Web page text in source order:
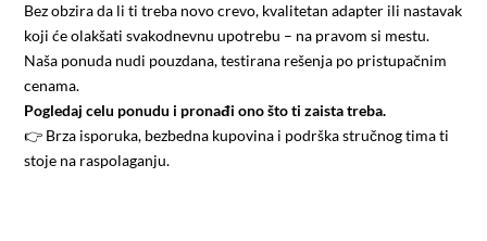
Bez obzira da li ti treba novo crevo, kvalitetan adapter ili nastavak
koji će olakšati svakodnevnu upotrebu – na pravom si mestu.
Naša ponuda nudi pouzdana, testirana rešenja po pristupačnim
cenama.
Pogledaj celu ponudu i pronađi ono što ti zaista treba.
👉 Brza isporuka, bezbedna kupovina i podrška stručnog tima ti
stoje na raspolaganju.